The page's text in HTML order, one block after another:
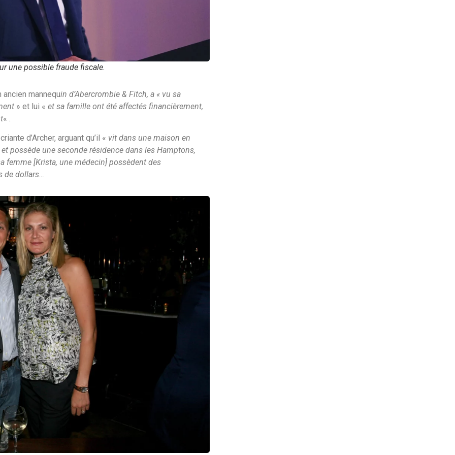
une possible fraude fiscale.
ancien mannequin d’Abercrombie & Fitch, a « vu sa
» et lui « et sa famille ont été affectés financièrement,
« .
d’Archer, arguant qu’il « vit dans une maison en
possède une seconde résidence dans les Hamptons,
femme [Krista, une médecin] possèdent des
de dollars…